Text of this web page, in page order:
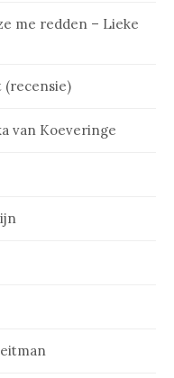
me redden – Lieke
(recensie)
van Koeveringe